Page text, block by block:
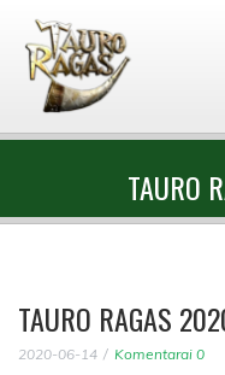
TAURO
TAURO RAGAS
2020-06-14 Komentarai 0